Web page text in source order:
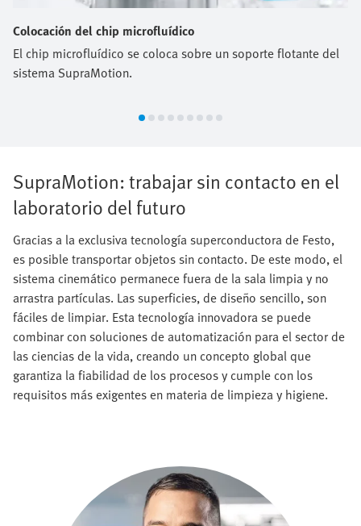
Colocación del chip microfluídico
El chip microfluídico se coloca sobre un soporte flotante del
sistema SupraMotion.
SupraMotion: trabajar sin contacto en el
laboratorio del futuro
Gracias a la exclusiva tecnología superconductora de Festo,
es posible transportar objetos sin contacto. De este modo, el
sistema cinemático permanece fuera de la sala limpia y no
arrastra partículas. Las superficies, de diseño sencillo, son
fáciles de limpiar. Esta tecnología innovadora se puede
combinar con soluciones de automatización para el sector de
las ciencias de la vida, creando un concepto global que
garantiza la fiabilidad de los procesos y cumple con los
requisitos más exigentes en materia de limpieza y higiene.